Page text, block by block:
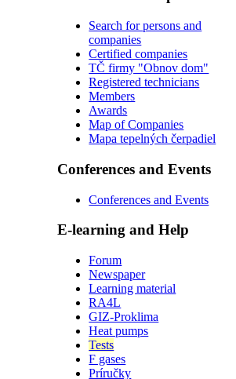
Search for persons and
companies
Certified companies
TČ firmy "Obnov dom"
Registered technicians
Members
Awards
Map of Companies
Mapa tepelných čerpadiel
Conferences and Events
Conferences and Events
E-learning and Help
Forum
Newspaper
Learning material
RA4L
GIZ-Proklima
Heat pumps
Tests
F gases
Príručky